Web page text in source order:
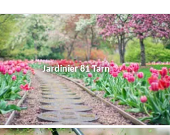
Jardinier 81 Tarn